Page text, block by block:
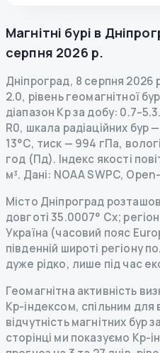
Магнітні бурі в
серпня 2026 р.
Дніпроград, 8 серпня 2026
2.0, рівень геомагнітної
діапазон Kp за добу: 0.7–5.3.
R0, шкала радіаційних бур
13°C, тиск — 994 гПа,
год (Пд). Індекс якості
м³. Дані: NOAA SWPC,
Місто Дніпроград
довготі 35.0007° Сх;
Україна (часовий пояс
південній широті регіону
дуже рідко, лише під час
Геомагнітна активність
Kp-індексом, спільним для
відчутність магнітних бур
сторінці ми показуємо Kp-